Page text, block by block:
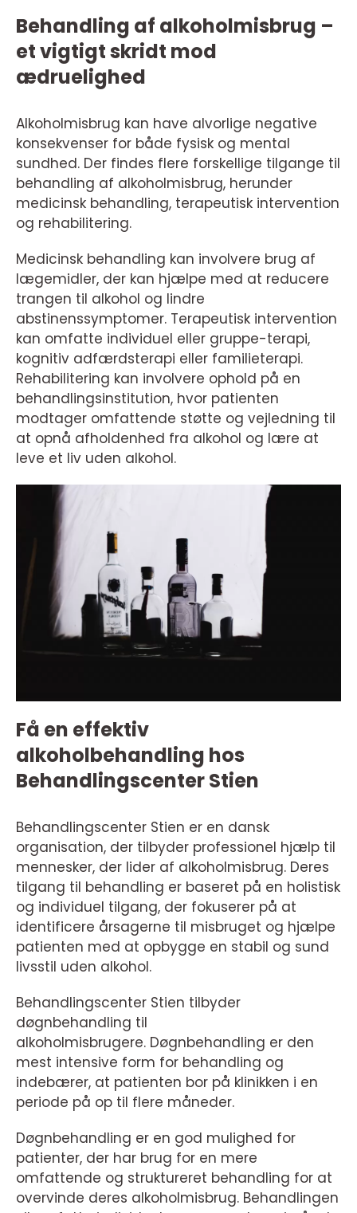
Behandling af alkoholmisbrug –
et vigtigt skridt mod
ædruelighed
Alkoholmisbrug kan have alvorlige negative
konsekvenser for både fysisk og mental
sundhed. Der findes flere forskellige tilgange til
behandling af alkoholmisbrug, herunder
medicinsk behandling, terapeutisk intervention
og rehabilitering.
Medicinsk behandling kan involvere brug af
lægemidler, der kan hjælpe med at reducere
trangen til alkohol og lindre
abstinenssymptomer. Terapeutisk intervention
kan omfatte individuel eller gruppe-terapi,
kognitiv adfærdsterapi eller familieterapi.
Rehabilitering kan involvere ophold på en
behandlingsinstitution, hvor patienten
modtager omfattende støtte og vejledning til
at opnå afholdenhed fra alkohol og lære at
leve et liv uden alkohol.
Få en effektiv
alkoholbehandling hos
Behandlingscenter Stien
Behandlingscenter Stien er en dansk
organisation, der tilbyder professionel hjælp til
mennesker, der lider af alkoholmisbrug. Deres
tilgang til behandling er baseret på en holistisk
og individuel tilgang, der fokuserer på at
identificere årsagerne til misbruget og hjælpe
patienten med at opbygge en stabil og sund
livsstil uden alkohol.
Behandlingscenter Stien tilbyder
døgnbehandling til
alkoholmisbrugere. Døgnbehandling er den
mest intensive form for behandling og
indebærer, at patienten bor på klinikken i en
periode på op til flere måneder.
Døgnbehandling er en god mulighed for
patienter, der har brug for en mere
omfattende og struktureret behandling for at
overvinde deres alkoholmisbrug. Behandlingen